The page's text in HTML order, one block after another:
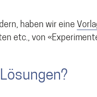
haben wir eine
etc., von